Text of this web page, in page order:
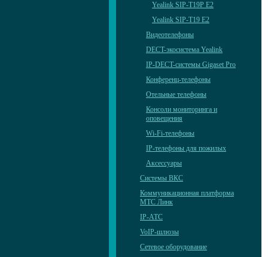
Yealink SIP-T19P E2
Yealink SIP-T19 E2
Видеотелефоны
DECT-экосистема Yealink
IP-DECT-системы Gigaset Pro
Конференц-телефоны
Отельные телефоны
Консоли мониторинга и
оповещения
Wi-Fi-телефоны
IP-телефоны для пожилых
Аксессуары
Системы ВКС
Коммуникационная платформа
МТС Линк
IP-АТС
VoIP-шлюзы
Сетевое оборудование